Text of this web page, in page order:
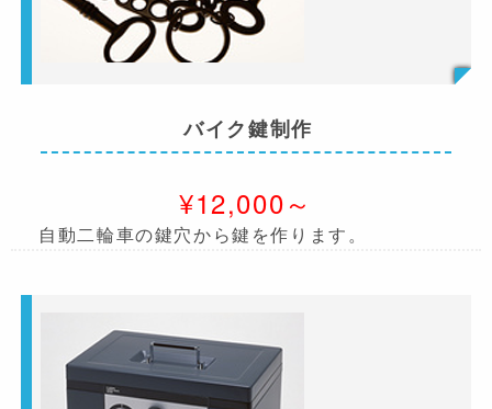
バイク鍵制作
¥12,000～
自動二輪車の鍵穴から鍵を作ります。